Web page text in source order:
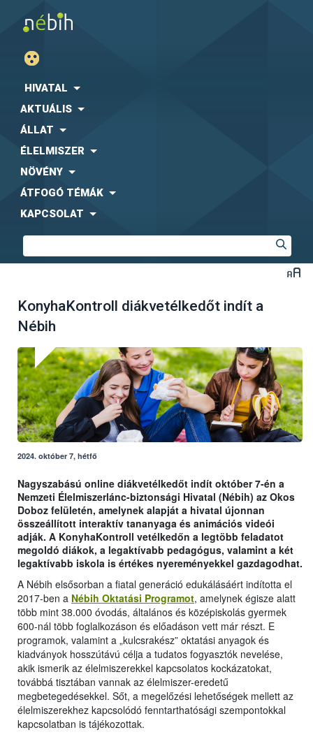
HIVATAL
AKTUÁLIS
ÁLLAT
ÉLELMISZER
NÖVÉNY
ÁTFOGÓ TÉMÁK
KAPCSOLAT
KonyhaKontroll diákvetélkedőt indít a
Nébih
2024. október 7, hétfő
Nagyszabású online diákvetélkedőt indít október 7-én a
Nemzeti Élelmiszerlánc-biztonsági Hivatal (Nébih) az Okos
Doboz felületén, amelynek alapját a hivatal újonnan
összeállított interaktív tananyaga és animációs videói
adják. A KonyhaKontroll vetélkedőn a legtöbb feladatot
megoldó diákok, a legaktívabb pedagógus, valamint a két
legaktívabb iskola is értékes nyereményekkel gazdagodhat.
A Nébih elsősorban a fiatal generáció edukálásáért indította el
2017-ben a Nébih Oktatási Programot, amelynek égisze alatt
több mint 38.000 óvodás, általános és középiskolás gyermek
600-nál több foglalkozáson és előadáson vett már részt. E
programok, valamint a „kulcsrakész” oktatási anyagok és
kiadványok hosszútávú célja a tudatos fogyasztók nevelése,
akik ismerik az élelmiszerekkel kapcsolatos kockázatokat,
továbbá tisztában vannak az élelmiszer-eredetű
megbetegedésekkel. Sőt, a megelőzési lehetőségek mellett az
élelmiszerekhez kapcsolódó fenntarthatósági szempontokkal
kapcsolatban is tájékozottak.